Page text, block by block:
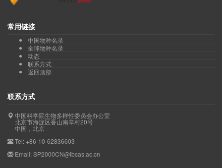
常用链接
中国物种名录
全球物种名录
动态
联系方式
返回顶部
联系方式
中国科学院生物多样性委员会办公室
北京市海淀区香山南辛村20号
中国，北京
Tel: +86-10-62836603
Email: SP2000CN@ibcas.ac.cn